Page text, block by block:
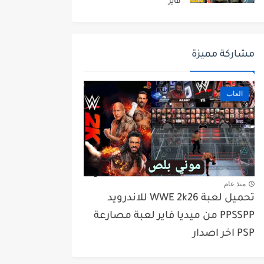
فاير
مشاركة مميزة
العاب
منذ عام
تحميل لعبة WWE 2k26 للاندرويد
PPSSPP من ميديا فاير لعبة مصارعة
PSP اخر اصدار